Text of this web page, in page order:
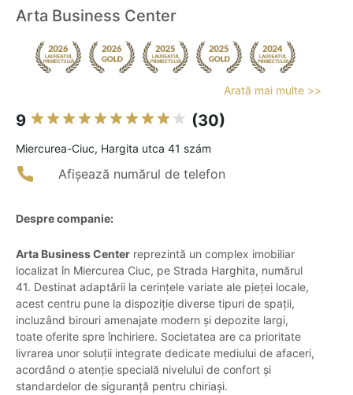
Arta Business Center
Arată mai multe >>
9 (30)
Miercurea-Ciuc, Hargita utca 41 szám
Afișează numărul de telefon
Despre companie:
Arta Business Center reprezintă un complex imobiliar
localizat în Miercurea Ciuc, pe Strada Harghita, numărul
41. Destinat adaptării la cerințele variate ale pieței locale,
acest centru pune la dispoziție diverse tipuri de spații,
incluzând birouri amenajate modern și depozite largi,
toate oferite spre închiriere. Societatea are ca prioritate
livrarea unor soluții integrate dedicate mediului de afaceri,
acordând o atenție specială nivelului de confort și
standardelor de siguranță pentru chiriași.